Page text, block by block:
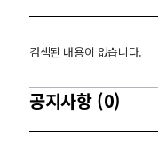
검색된 내용이 없습니다.
공지사항 (0)